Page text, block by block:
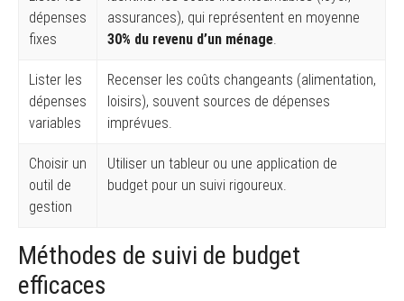
dépenses
fixes
assurances), qui représentent en moyenne
30% du revenu d’un ménage.
Lister les
dépenses
variables
Recenser les coûts changeants (alimentation,
loisirs), souvent sources de dépenses
imprévues.
Choisir un
outil de
gestion
Utiliser un tableur ou une application de
budget pour un suivi rigoureux.
Méthodes de suivi de budget
efficaces